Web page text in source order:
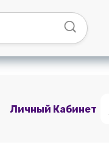
Мы в
Telegram
Личный Кабинет